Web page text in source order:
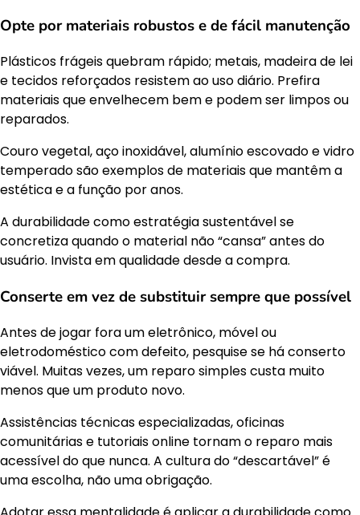
Opte por materiais robustos e de fácil manutenção
Plásticos frágeis quebram rápido; metais, madeira de lei
e tecidos reforçados resistem ao uso diário. Prefira
materiais que envelhecem bem e podem ser limpos ou
reparados.
Couro vegetal, aço inoxidável, alumínio escovado e vidro
temperado são exemplos de materiais que mantêm a
estética e a função por anos.
A durabilidade como estratégia sustentável se
concretiza quando o material não “cansa” antes do
usuário. Invista em qualidade desde a compra.
Conserte em vez de substituir sempre que possível
Antes de jogar fora um eletrônico, móvel ou
eletrodoméstico com defeito, pesquise se há conserto
viável. Muitas vezes, um reparo simples custa muito
menos que um produto novo.
Assistências técnicas especializadas, oficinas
comunitárias e tutoriais online tornam o reparo mais
acessível do que nunca. A cultura do “descartável” é
uma escolha, não uma obrigação.